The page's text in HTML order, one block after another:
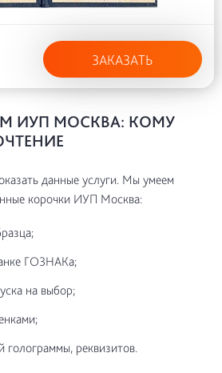
ЗАКАЗАТЬ
ИУП МОСКВА: КОМУ
данные услуги. Мы умеем
корочки ИУП Москва:
ГОЗНАКа;
на выбор;
голограммы, реквизитов.